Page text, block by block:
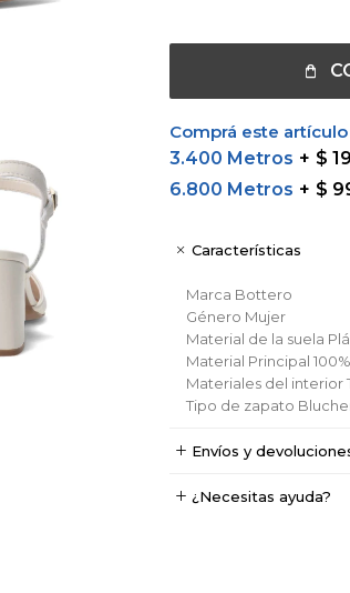
Comprá este
3.400 Metros
$
6.800 Metros $
Características
Marca Bottero
Género Mujer
Material de la suela
Material Principal
Materiales del interior
Tipo de zapato
Envíos y
¿Necesitas ayuda?